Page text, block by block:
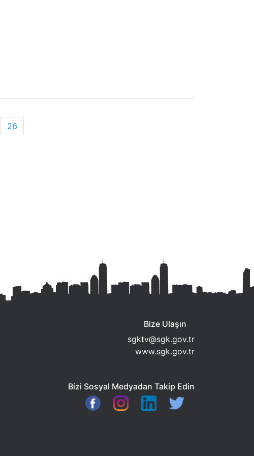
26
Bize Ulaşın
sgktv@sgk.gov.tr
www.sgk.gov.tr
Bizi Sosyal Medyadan Takip Edin